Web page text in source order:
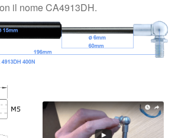
il nome CA4913DH.